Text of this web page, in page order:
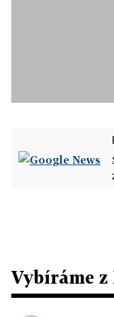
Vybíráme z